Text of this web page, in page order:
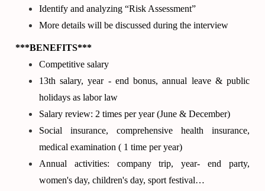
Identify and analyzing “Risk Assessment”
More details will be discussed during the interview
***BENEFITS***
Competitive salary
13th salary, year - end bonus, annual leave & public
holidays as labor law
Salary review: 2 times per year (June & December)
Social insurance, comprehensive health insurance,
medical examination ( 1 time per year)
Annual activities: company trip, year- end party,
women's day, children's day, sport festival…